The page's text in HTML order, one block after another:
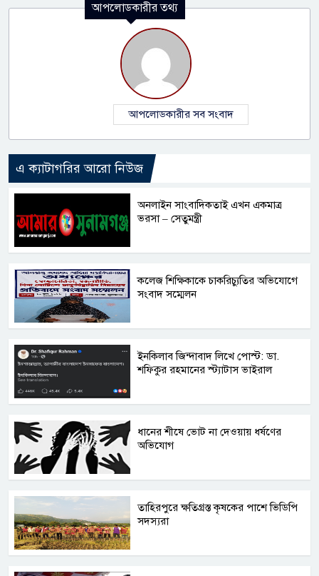
আপলোডকারীর তথ্য
আপলোডকারীর সব সংবাদ
এ ক্যাটাগরির আরো নিউজ
অনলাইন সাংবাদিকতাই এখন একমাত্র
ভরসা – সেতুমন্ত্রী
কলেজ শিক্ষিকাকে চাকরিচ্যুতির অভিযোগে
সংবাদ সম্মেলন
ইনকিলাব জিন্দাবাদ লিখে পোস্ট: ডা.
শফিকুর রহমানের স্ট্যাটাস ভাইরাল
ধানের শীষে ভোট না দেওয়ায় ধর্ষণের
অভিযোগ
তাহিরপুরে ক্ষতিগ্রস্ত কৃষকের পাশে ভিডিপি
সদস্যরা